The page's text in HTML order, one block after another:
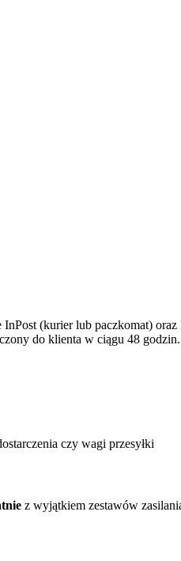
(kurier lub paczkomat)
do klienta w ciągu 48 godzin.
czy wagi przesyłki
z wyjątkiem zestawów